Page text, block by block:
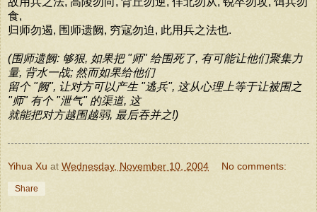
食,
归师勿遏, 围师遗阙, 穷寇勿迫, 此用兵之法也.
(围师遗阙: 够狠, 如果把 "师" 给围死了, 有可能让他们聚集力
量, 背水一战; 然而如果给他们
留个 "阙", 让对方可以产生 "逃兵", 这从心理上等于让被围之
"师" 有个 "泄气" 的渠道, 这
就能把对方越围越弱, 最后吞并之!)
Yihua Xu at Wednesday, November 10, 2004 No comments:
Share